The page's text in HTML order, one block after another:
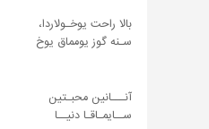
بالا راحت یوخـولاردا،
سـنه گوز یومماق یوخ
آنـــانین محبـتین
ســایمـاقـا دنیــا